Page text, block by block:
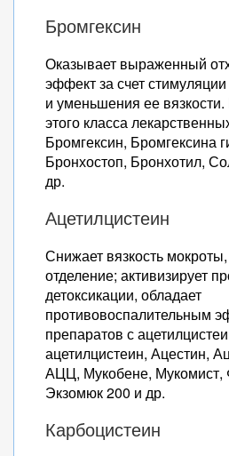
Бромгексин
Оказывает выраженный
эффект за счет
и уменьшения ее
этого класса
Бромгексин, Бромгексина
Бронхостоп, Бронхотил,
др.
Ацетилцистеин
Снижает вязкость
отделение; активизирует
детоксикации, обладает
противовоспалительным
препаратов с
ацетилцистеин, Ацестин,
АЦЦ, Мукобене, Мукомист,
Экзомюк 200 и др.
Карбоцистеин